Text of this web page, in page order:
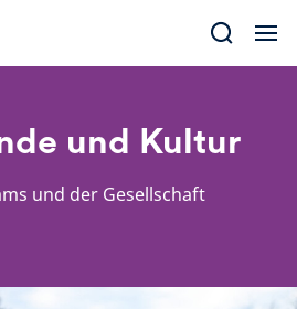
und Kultur
und der Gesellschaft